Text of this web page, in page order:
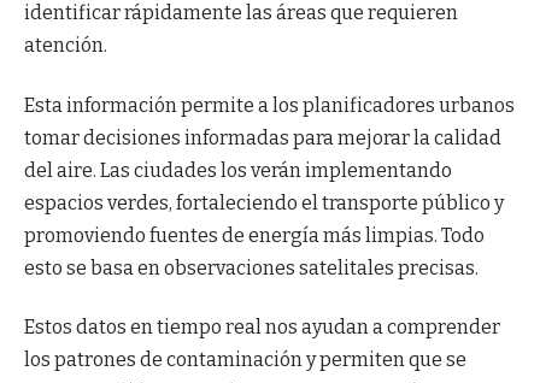
identificar rápidamente las áreas que requieren
atención.
Esta información permite a los planificadores urbanos
tomar decisiones informadas para mejorar la calidad
del aire. Las ciudades los verán implementando
espacios verdes, fortaleciendo el transporte público y
promoviendo fuentes de energía más limpias. Todo
esto se basa en observaciones satelitales precisas.
Estos datos en tiempo real nos ayudan a comprender
los patrones de contaminación y permiten que se